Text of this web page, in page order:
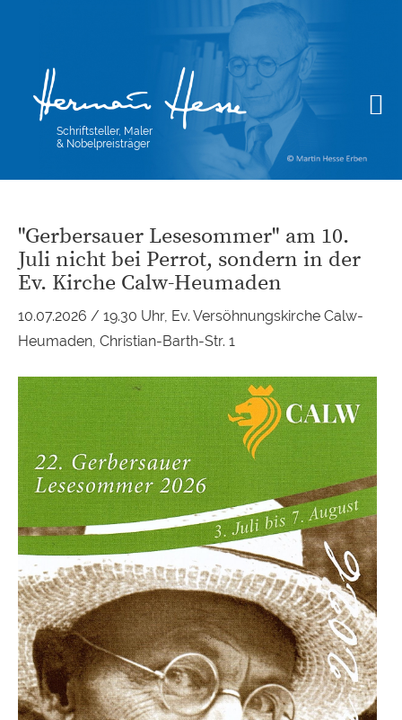
Schriftsteller, Maler
& Nobelpreisträger
"Gerbersauer Lesesommer" am 10.
Juli nicht bei Perrot, sondern in der
Ev. Kirche Calw-Heumaden
10.07.2026 / 19.30 Uhr, Ev. Versöhnungskirche Calw-
Heumaden, Christian-Barth-Str. 1